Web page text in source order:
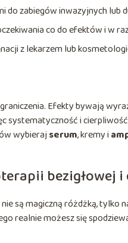
zabiegów inwazyjnych lub
co do efektów i w
z lekarzem lub
Efekty bywają
systematyczność i
wybierajserum, kremy i
bezigłowej
są magiczną różdżką, tylko
realnie możesz się